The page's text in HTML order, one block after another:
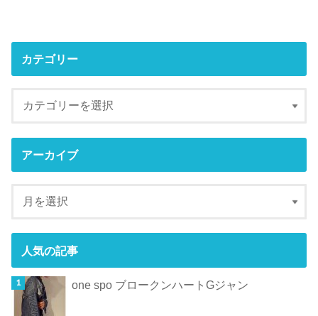
カテゴリー
アーカイブ
人気の記事
one spo ブロークンハートGジャン